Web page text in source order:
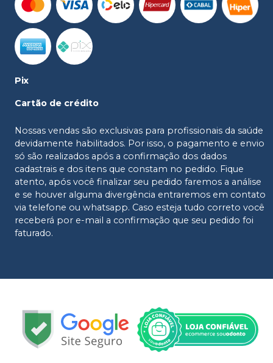
Pix
Cartão de crédito
Nossas vendas são exclusivas para profissionais da saúde
devidamente habilitados. Por isso, o pagamento e envio
só são realizados após a confirmação dos dados
cadastrais e dos itens que constam no pedido. Fique
atento, após você finalizar seu pedido faremos a análise
e se houver alguma divergência entraremos em contato
via telefone ou whatsapp. Caso esteja tudo correto você
receberá por e-mail a confirmação que seu pedido foi
faturado.